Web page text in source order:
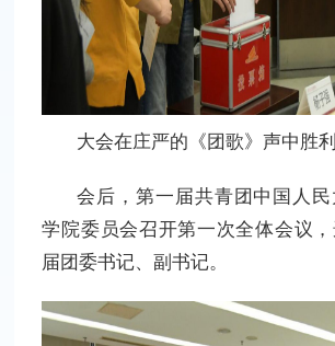
大会在庄严的《团歌》声中胜利
会后，第一届共青团中国人
学院委员会召开第一次全体会议
届团委书记、副书记。